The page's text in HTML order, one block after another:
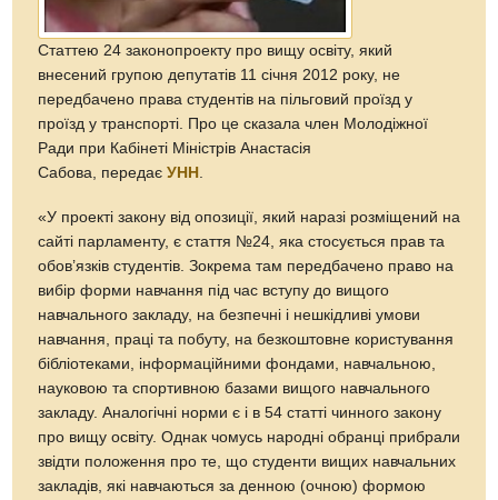
Статтею 24 законопроекту про вищу освіту, який
внесений групою депутатів 11 січня 2012 року, не
передбачено права студентів на пільговий проїзд у
проїзд у транспорті. Про це сказала член Молодіжної
Ради при Кабінеті Міністрів Анастасія
Сабова, передаєУНН
«У проекті закону від опозиції, який наразі розміщений на
сайті парламенту, є стаття №24, яка стосується прав та
обов’язків студентів. Зокрема там передбачено право на
вибір форми навчання під час вступу до вищого
навчального закладу, на безпечні і нешкідливі умови
навчання, праці та побуту, на безкоштовне користування
бібліотеками, інформаційними фондами, навчальною,
науковою та спортивною базами вищого навчального
закладу. Аналогічні норми є і в 54 статті чинного закону
про вищу освіту. Однак чомусь народні обранці прибрали
звідти положення про те, що студенти вищих навчальних
закладів, які навчаються за денною (очною) формою